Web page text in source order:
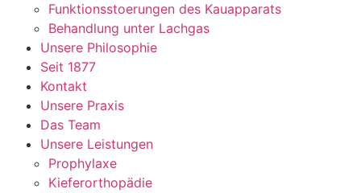
Funktionsstoerungen des Kauapparats
Behandlung unter Lachgas
Unsere Philosophie
Seit 1877
Kontakt
Unsere Praxis
Das Team
Unsere Leistungen
Prophylaxe
Kieferorthopädie